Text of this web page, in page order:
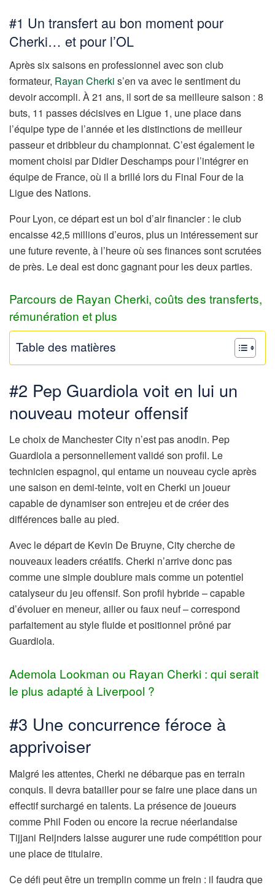
#1 Un transfert au bon moment pour
Cherki… et pour l’OL
Après six saisons en professionnel avec son club
formateur, Rayan Cherki s’en va avec le sentiment du
devoir accompli. À 21 ans, il sort de sa meilleure saison : 8
buts, 11 passes décisives en Ligue 1, une place dans
l’équipe type de l’année et les distinctions de meilleur
passeur et dribbleur du championnat. C’est également le
moment choisi par Didier Deschamps pour l’intégrer en
équipe de France, où il a brillé lors du Final Four de la
Ligue des Nations.
Pour Lyon, ce départ est un bol d’air financier : le club
encaisse 42,5 millions d’euros, plus un intéressement sur
une future revente, à l’heure où ses finances sont scrutées
de près. Le deal est donc gagnant pour les deux parties.
Parcours de Rayan Cherki, coûts des transferts,
rémunération et plus
Table des matières
#2 Pep Guardiola voit en lui un
nouveau moteur offensif
Le choix de Manchester City n’est pas anodin. Pep
Guardiola a personnellement validé son profil. Le
technicien espagnol, qui entame un nouveau cycle après
une saison en demi-teinte, voit en Cherki un joueur
capable de dynamiser son entrejeu et de créer des
différences balle au pied.
Avec le départ de Kevin De Bruyne, City cherche de
nouveaux leaders créatifs. Cherki n’arrive donc pas
comme une simple doublure mais comme un potentiel
catalyseur du jeu offensif. Son profil hybride – capable
d’évoluer en meneur, ailier ou faux neuf – correspond
parfaitement au style fluide et positionnel prôné par
Guardiola.
Ademola Lookman ou Rayan Cherki : qui serait
le plus adapté à Liverpool ?
#3 Une concurrence féroce à
apprivoiser
Malgré les attentes, Cherki ne débarque pas en terrain
conquis. Il devra batailler pour se faire une place dans un
effectif surchargé en talents. La présence de joueurs
comme Phil Foden ou encore la recrue néerlandaise
Tijjani Reijnders laisse augurer une rude compétition pour
une place de titulaire.
Ce défi peut être un tremplin comme un frein : il faudra que